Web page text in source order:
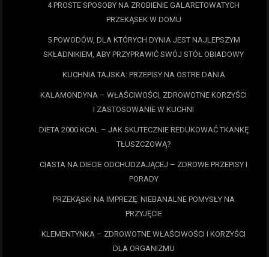
4 PROSTE SPOSOBY NA ZROBIENIE GALARETOWATYCH
PRZEKĄSEK W DOMU
5 POWODÓW, DLA KTÓRYCH DYNIA JEST NAJLEPSZYM
SKŁADNIKIEM, ABY PRZYPRAWIĆ SWÓJ STÓŁ OBIADOWY
KUCHNIA TAJSKA: PRZEPISY NA OSTRE DANIA
KALAMONDYNA – WŁAŚCIWOŚCI, ZDROWOTNE KORZYŚCI
I ZASTOSOWANIE W KUCHNI
DIETA 2000 KCAL – JAK SKUTECZNIE REDUKOWAĆ TKANKĘ
TŁUSZCZOWĄ?
CIASTA NA DIECIE ODCHUDZAJĄCEJ – ZDROWE PRZEPISY I
PORADY
PRZEKĄSKI NA IMPREZĘ: NIEBANALNE POMYSŁY NA
PRZYJĘCIE
KLEMENTYNKA – ZDROWOTNE WŁAŚCIWOŚCI I KORZYŚCI
DLA ORGANIZMU